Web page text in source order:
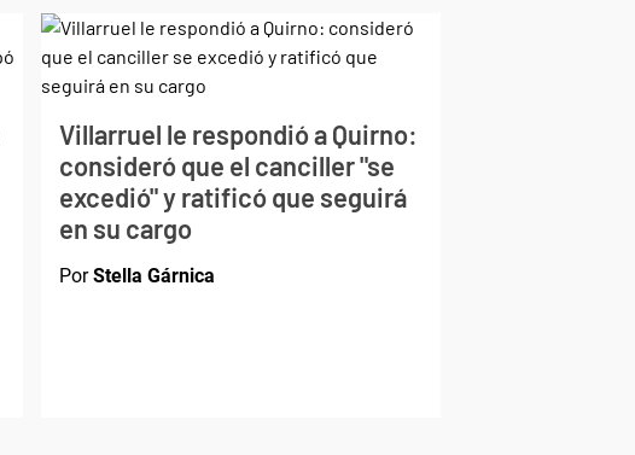
Villarruel le respondió a Quirno:
consideró que el canciller "se
excedió" y ratificó que seguirá
en su cargo
PorStella Gárnica